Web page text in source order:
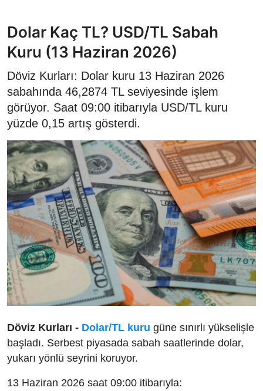
Dolar Kaç TL? USD/TL Sabah
Kuru (13 Haziran 2026)
Döviz Kurları: Dolar kuru 13 Haziran 2026
sabahında 46,2874 TL seviyesinde işlem
görüyor. Saat 09:00 itibarıyla USD/TL kuru
yüzde 0,15 artış gösterdi.
Döviz Kurları - Dolar/TL kuru güne sınırlı yükselişle
başladı. Serbest piyasada sabah saatlerinde dolar,
yukarı yönlü seyrini koruyor.
13 Haziran 2026 saat 09:00 itibarıyla: